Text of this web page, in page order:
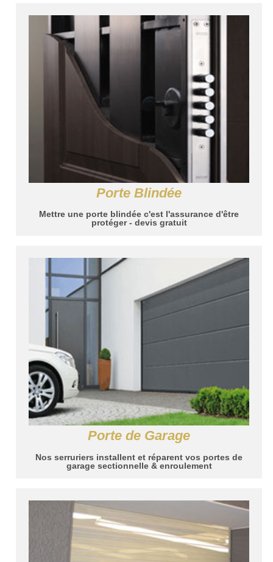
Porte Blindée
Mettre une porte blindée c'est l'assurance d'être
protéger - devis gratuit
Porte de Garage
Nos serruriers installent et réparent vos portes de
garage sectionnelle & enroulement